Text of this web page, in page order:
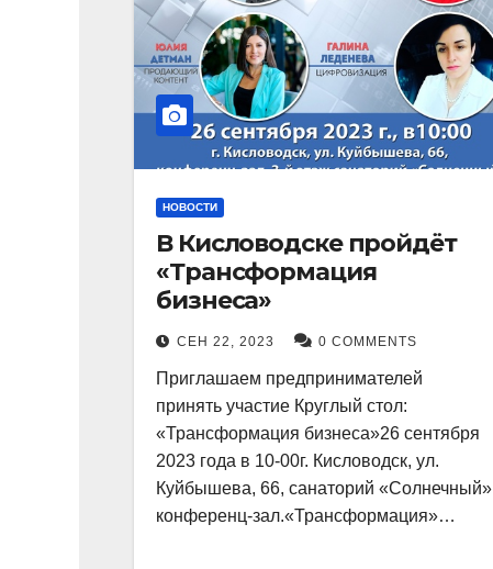
НОВОСТИ
В Кисловодске пройдёт
«Трансформация
бизнеса»
СЕН 22, 2023 0 COMMENTS
Приглашаем предпринимателей
принять участие Круглый стол:
«Трансформация бизнеса»26 сентября
2023 года в 10-00г. Кисловодск, ул.
Куйбышева, 66, санаторий «Солнечный»
конференц-зал.«Трансформация»…